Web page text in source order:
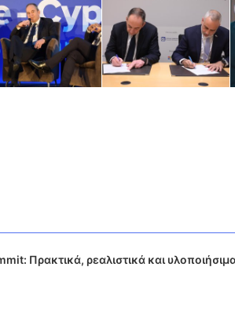
Πρακτικά, ρεαλιστικά και